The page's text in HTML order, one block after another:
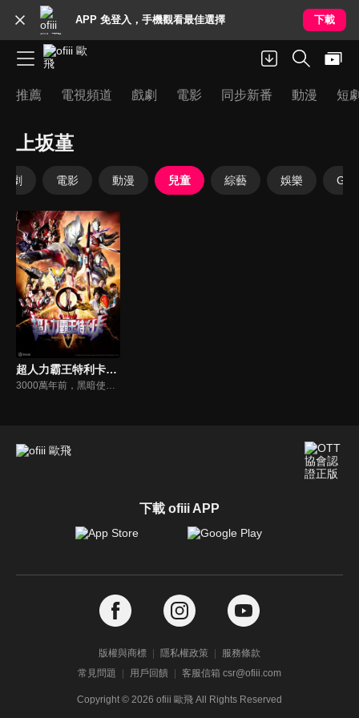
APP 免登入，手機觀看最佳選擇 下載
推薦 電視頻道 戲劇 電影 同步新番 動漫 短
上坂堇
戲劇 電影 動漫 兒童 綜藝 娛樂
超人力霸王特利卡(中文版)
3000萬年前，黑暗使世界深陷於恐怖裡，而光之巨人將其封印在遙遠的宇宙之中。 用盡力量的光之巨人便沉眠於紅色星球上。隨著時間流逝…在地球和平同盟TPU繁忙於成立專業小組GUTS-SELECT時, 真中劍悟做為一位植物學家在已開發的火星上安穩地生活著。然而那份安穩的生活, 卻在某天被宣布告終。
下載 ofiii APP
版權與商標 隱私權政策
服務條款
常見問題
用戶回饋 客服信箱 csr@ofiii.com
Copyright © 2026 ofiii 歐飛 All Rights Reserved